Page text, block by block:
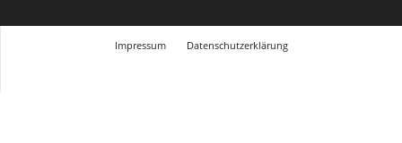
Impressum
Datenschutzerklärung